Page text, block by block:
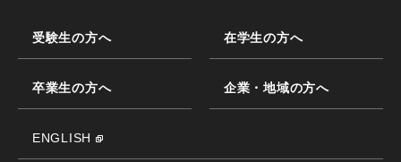
受験生の方へ 在学生の方へ
卒業生の方へ 企業・地域の方へ
ENGLISH